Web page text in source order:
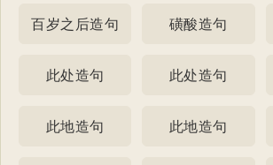
百岁之后造句 磺酸造句
此处造句 此处造句
此地造句 此地造句